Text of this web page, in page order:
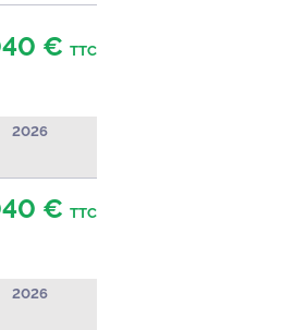
€ TTC
2026
€ TTC
2026